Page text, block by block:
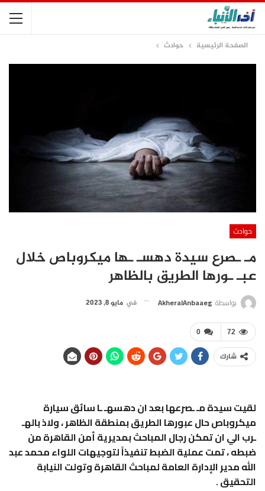
الصفحة الرئيسية حوادث
حوادث
مـ ـصرع سيدة دهسـ ـها ميكروباص خلال
عبـ ـورها الطريق بالظاهر
بواسطة AkheralAnbaaeg في مايو 8, 2023
0 72
شارك
لقيت سيدة مـ ـصرعها بعد ان دهسهـ ـا سائق سيارة
ميكروباص حال عبورها الطريق بمنطقة الظاهر ، ولاذ بالهـ
ـرب الي ان تمكن رجال المباحث بمديرية أمن القاهرة من
ضبطه ، تمت عملية الضبط تنفيذاً لتوجيهات اللواء محمد عبد
الله مدير الإدارة العامة لمباحث القاهرة وتولت النيابة
التحقيق .